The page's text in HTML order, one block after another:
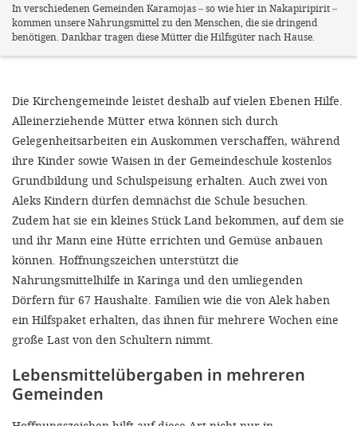
In verschiedenen Gemeinden Karamojas – so wie hier in Nakapiripirit –
kommen unsere Nahrungsmittel zu den Menschen, die sie dringend
benötigen. Dankbar tragen diese Mütter die Hilfsgüter nach Hause.
Die Kirchengemeinde leistet deshalb auf vielen Ebenen Hilfe.
Alleinerziehende Mütter etwa können sich durch
Gelegenheitsarbeiten ein Auskommen verschaffen, während
ihre Kinder sowie Waisen in der Gemeindeschule kostenlos
Grundbildung und Schulspeisung erhalten. Auch zwei von
Aleks Kindern dürfen demnächst die Schule besuchen.
Zudem hat sie ein kleines Stück Land bekommen, auf dem sie
und ihr Mann eine Hütte errichten und Gemüse anbauen
können. Hoffnungszeichen unterstützt die
Nahrungsmittelhilfe in Karinga und den umliegenden
Dörfern für 67 Haushalte. Familien wie die von Alek haben
ein Hilfspaket erhalten, das ihnen für mehrere Wochen eine
große Last von den Schultern nimmt.
Lebensmittelübergaben in mehreren
Gemeinden